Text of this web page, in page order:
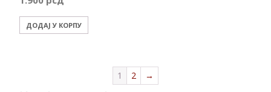
ДОДАЈ У КОРПУ
1 2 →